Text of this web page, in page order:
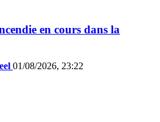
en cours dans la
01/08/2026, 23:22